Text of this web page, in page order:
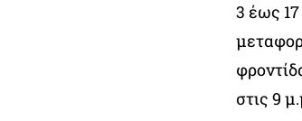
3 έως
στις 9